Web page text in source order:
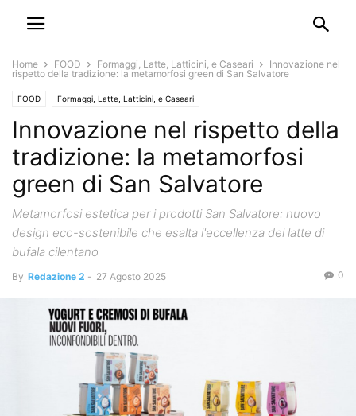
Home FOOD Formaggi, Latte, Latticini, e Caseari
Innovazione nel
rispetto della tradizione: la metamorfosi green di San Salvatore
FOOD Formaggi, Latte, Latticini, e Caseari
Innovazione nel rispetto della
tradizione: la metamorfosi
green di San Salvatore
Metamorfosi estetica per i prodotti San Salvatore: nuovo
design eco-sostenibile che esalta l'eccellenza del latte di
bufala cilentano
By Redazione 2 - 27 Agosto 2025 0